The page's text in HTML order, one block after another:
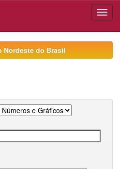
Nordeste do Brasil